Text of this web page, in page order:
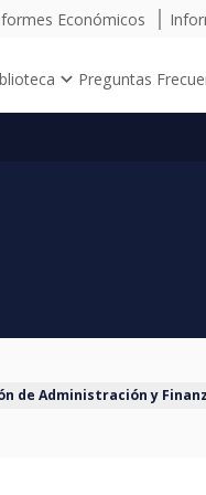
Económicos
Preguntas
de Administración y